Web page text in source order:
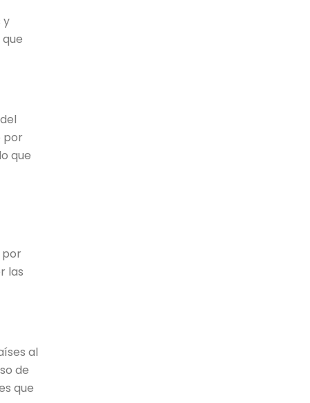
y
por
que
por
las
al
de
que